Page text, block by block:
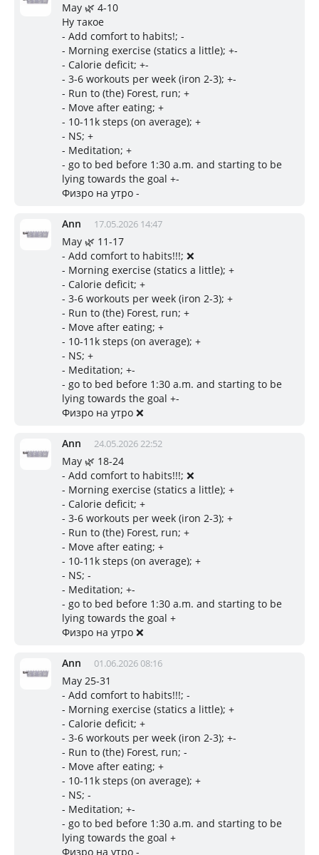
May 🌿 4-10
Ну такое
- Add comfort to habits!; -
- Morning exercise (statics a little); +-
- Calorie deficit; +-
- 3-6 workouts per week (iron 2-3); +-
- Run to (the) Forest, run; +
- Move after eating; +
- 10-11k steps (on average); +
- NS; +
- Meditation; +
- go to bed before 1:30 a.m. and starting to be
lying towards the goal +-
Физро на утро -
Ann 17.05.2026 14:47
May 🌿 11-17
- Add comfort to habits!!!; ❌
- Morning exercise (statics a little); +
- Calorie deficit; +
- 3-6 workouts per week (iron 2-3); +
- Run to (the) Forest, run; +
- Move after eating; +
- 10-11k steps (on average); +
- NS; +
- Meditation; +-
- go to bed before 1:30 a.m. and starting to be
lying towards the goal +-
Физро на утро ❌
Ann 24.05.2026 22:52
May 🌿 18-24
- Add comfort to habits!!!; ❌
- Morning exercise (statics a little); +
- Calorie deficit; +
- 3-6 workouts per week (iron 2-3); +
- Run to (the) Forest, run; +
- Move after eating; +
- 10-11k steps (on average); +
- NS; -
- Meditation; +-
- go to bed before 1:30 a.m. and starting to be
lying towards the goal +
Физро на утро ❌
Ann 01.06.2026 08:16
May 25-31
- Add comfort to habits!!!; -
- Morning exercise (statics a little); +
- Calorie deficit; +
- 3-6 workouts per week (iron 2-3); +-
- Run to (the) Forest, run; -
- Move after eating; +
- 10-11k steps (on average); +
- NS; -
- Meditation; +-
- go to bed before 1:30 a.m. and starting to be
lying towards the goal +
Физро на утро -